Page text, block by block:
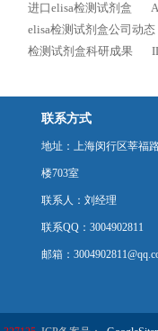
进口elisa检测试剂盒
elisa检测试剂盒公司动态
检测试剂盒科研成果
联系方式
地址：上海闵行区莘福
楼703室
联系人：刘经理
联系QQ：3004902811
邮箱：